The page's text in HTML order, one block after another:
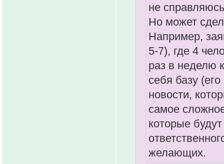
не
Но может
Например,
5-7), где 4
раз в неделю
себя базу
новости,
самое
которые
желающих.